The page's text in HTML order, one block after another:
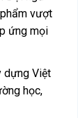
vượt
ứng mọi
dựng Việt
học,